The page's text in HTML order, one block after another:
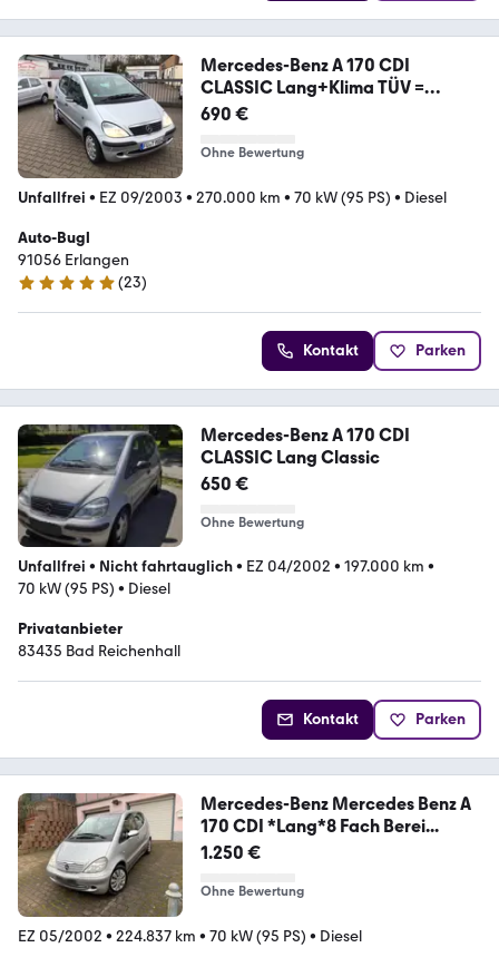
Mercedes-Benz A 170 CDI
CLASSIC Lang+Klima TÜV =
01/2026
690 €
Ohne Bewertung
Unfallfrei • EZ 09/2003 • 270.000 km • 70 kW (95 PS) • Diesel
Auto-Bugl
91056 Erlangen
5 Sterne
(23)
Kontakt Parken
Mercedes-Benz A 170 CDI
CLASSIC Lang Classic
650 €
Ohne Bewertung
Unfallfrei • Nicht fahrtauglich• EZ 04/2002 • 197.000 km •
70 kW (95 PS) • Diesel
Privatanbieter
83435 Bad Reichenhall
Kontakt Parken
Mercedes-Benz Mercedes Benz A
170 CDI *Lang*8 Fach Berei...
1.250 €
Ohne Bewertung
EZ 05/2002 • 224.837 km • 70 kW (95 PS) • Diesel